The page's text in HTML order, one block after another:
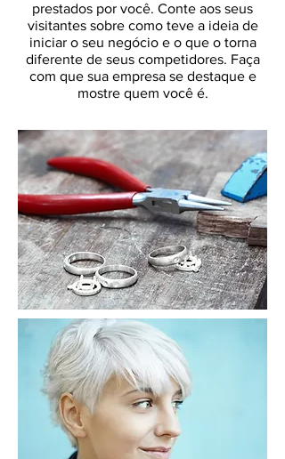
prestados por você. Conte aos seus
visitantes sobre como teve a ideia de
iniciar o seu negócio e o que o torna
diferente de seus competidores. Faça
com que sua empresa se destaque e
mostre quem você é.